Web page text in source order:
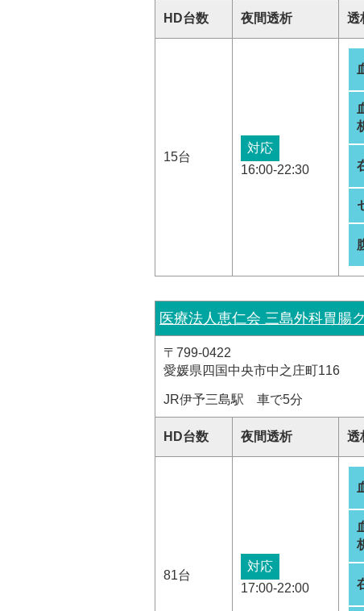
HD台数 夜間透析 透
15台
対応
16:00-22:30
医療法人恵仁会 三島外科胃腸
〒799-0422
愛媛県四国中央市中之庄町116
JR伊予三島駅 車で5分
HD台数 夜間透析 透
81台
対応
17:00-22:00